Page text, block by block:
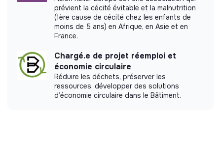
l’apprentissage
Avantages :
: Immersion dans l’écosystème de l’ESS et
Avantages sociaux : Tickets restaurant, mutuelle,
RTT, charte de télétravail
Pourquoi nous rejoindre ?
prévient la cécité évitable et la malnutrition
(1ère cause de cécité chez les enfants de
moins de 5 ans) en Afrique, en Asie et en
France.
Chargé.e de projet réemploi et
économie circulaire
Réduire les déchets, préserver les
ressources, développer des solutions
d’économie circulaire dans le Bâtiment.